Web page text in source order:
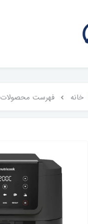
خانه فهرست محصولات